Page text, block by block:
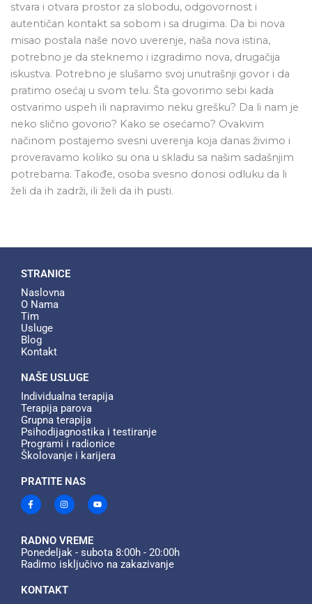
stvara i otvara prostor za slobodu, odgovornost i
autentičan kontakt sa sobom i sa drugima. Da bi nova
misao postala naše novo uverenje, naša nova istina,
potrebno je da steknemo i izgradimo nova, drugačija
iskustva. Potrebno je slušamo svoj unutrašnji govor i da
pratimo osećaj u svom telu. Šta govorimo sebi kada
ostvarimo uspeh ili napravimo neku grešku? Da li nam je
neko slično govorio? Kako se osećamo? Ovakvim
načinom postajemo svesni uverenja koja danas živimo i
proveravamo koliko su ona u skladu sa našim sadašnjim
potrebama. Takođe, osoba svesno donosi odluku da li
želi da ih zadrži, ili želi da ih pusti.
STRANICE
Naslovna
O Nama
Tim
Usluge
Blog
Kontakt
NAŠE USLUGE
Individualna terapija​
Terapija parova​
Grupna terapija​
Psihodijagnostika i testiranje​
Programi i radionice​
Školovanje i karijera​
PRATITE NAS
F
a
c
o
o
k
-
I
n
s
g
r
a
m
Y
o
u
RADNO VREME
Ponedeljak - subota 8:00h - 20:00h
Radimo isključivo na zakazivanje
KONTAKT